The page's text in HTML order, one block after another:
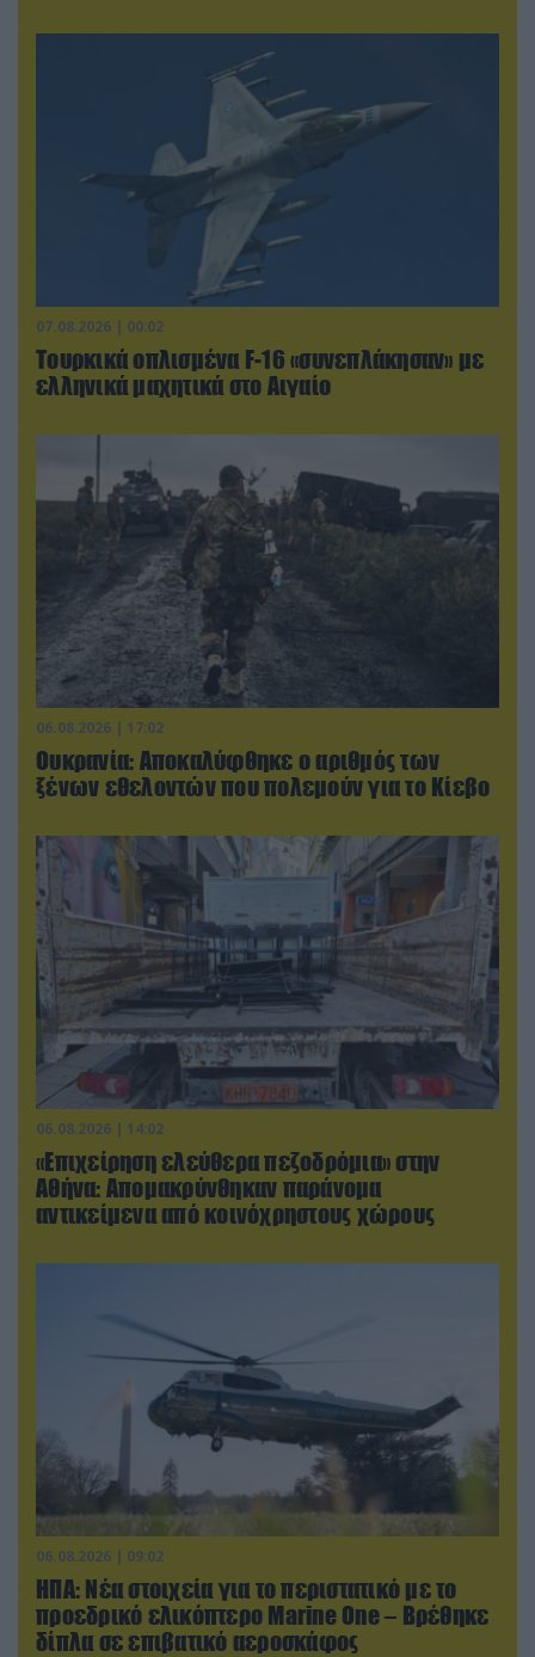
07.08.2026 | 00:02
Τουρκικά οπλισμένα F-16 «συνεπλάκησαν» με
ελληνικά μαχητικά στο Αιγαίο
06.08.2026 | 17:02
Ουκρανία: Αποκαλύφθηκε ο αριθμός των
ξένων εθελοντών που πολεμούν για το Κίεβο
06.08.2026 | 14:02
«Επιχείρηση ελεύθερα πεζοδρόμια» στην
Αθήνα: Απομακρύνθηκαν παράνομα
αντικείμενα από κοινόχρηστους χώρους
06.08.2026 | 09:02
ΗΠΑ: Nέα στοιχεία για το περιστατικό με το
προεδρικό ελικόπτερο Marine One – Βρέθηκε
δίπλα σε επιβατικό αεροσκάφος